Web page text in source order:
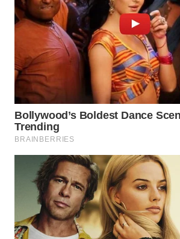
TAPANULI
SELATAN
WN
TANJUNG
LESUNG
WN
KARO
SIMALUNGUN
WN
LABUHANBATU